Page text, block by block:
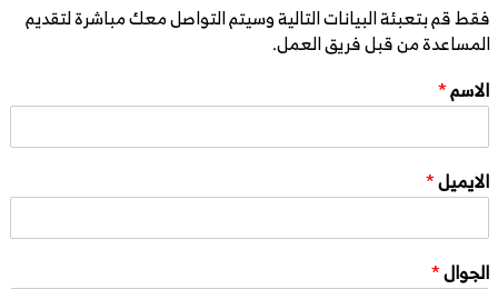
فقط قم بتعبئة البيانات التالية وسيتم التواصل معك مباشرة لتقديم
المساعدة من قبل فريق العمل.
الاسم*
الايميل*
الجوال*